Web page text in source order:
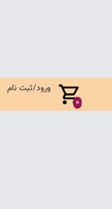
0
ورود/ثبت نام